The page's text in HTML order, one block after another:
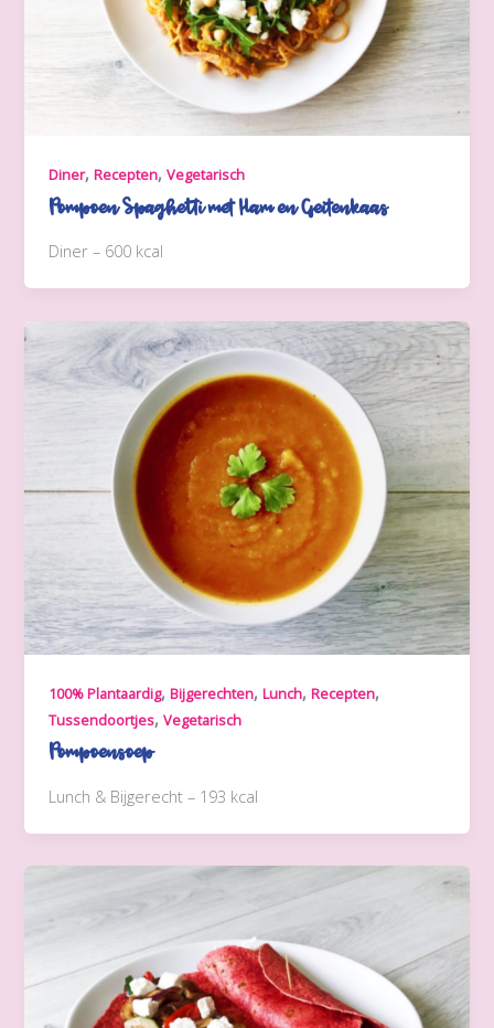
Diner,Recepten,Vegetarisch
Pompoen Spaghetti met Ham en Geitenkaas
Diner – 600 kcal
100% Plantaardig,Bijgerechten,Lunch,Recepten,
Tussendoortjes,Vegetarisch
Pompoensoep
Lunch & Bijgerecht – 193 kcal